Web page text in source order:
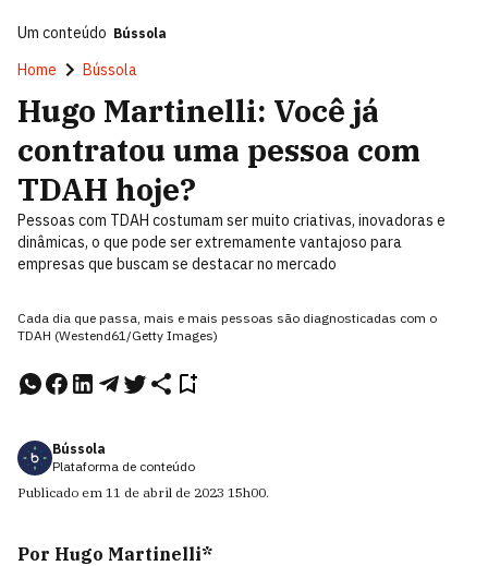
Um conteúdo Bússola
Home Bússola
Hugo Martinelli: Você já
contratou uma pessoa com
TDAH hoje?
Pessoas com TDAH costumam ser muito criativas, inovadoras e
dinâmicas, o que pode ser extremamente vantajoso para
empresas que buscam se destacar no mercado
Cada dia que passa, mais e mais pessoas são diagnosticadas com o
TDAH (Westend61/Getty Images)
Bússola
Plataforma de conteúdo
Publicado em 11 de abril de 2023 15h00.
Por Hugo Martinelli*